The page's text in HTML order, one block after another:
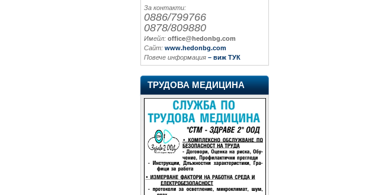
За контакти:
0886/799766
0878/809880
Имейл: office@hedonbg.com
Сайт: www.hedonbg.com
Повече информация – виж ТУК
ТРУДОВА МЕДИЦИНА